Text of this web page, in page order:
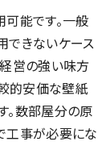
能です。一般
できないケース
営の強い味方
的安価な壁紙
。数部屋分の原
工事が必要にな